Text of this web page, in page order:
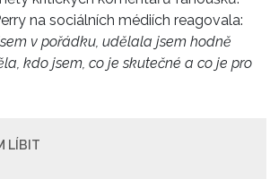
na sociálních médiích reagovala:
v pořádku, udělala jsem hodně
kdo jsem, co je skutečné a co je pro
LÍBIT